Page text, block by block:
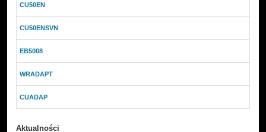
CU50EN
CU50ENSVN
EB5008
WRADAPT
CUADAP
Aktualności